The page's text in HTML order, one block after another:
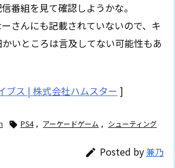
番組を見て確認しようかな。
さんにも記載されていないので、キ
いところは言及してない可能性もあ
ブス | 株式会社ハムスター ]
 PS4 , アーケードゲーム , シューティング
 Posted by兼乃